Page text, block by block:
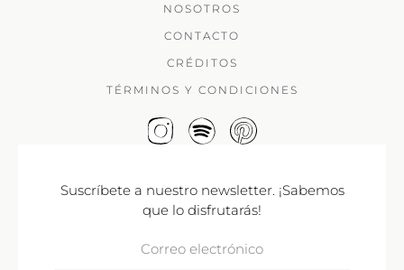
NOSOTROS
CONTACTO
CRÉDITOS
TÉRMINOS Y CONDICIONES
Suscríbete a nuestro newsletter. ¡Sabemos
que lo disfrutarás!